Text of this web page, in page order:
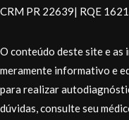
CRM PR 22639| RQE
O conteúdo deste site e
meramente informativo e
para realizar
dúvidas, consulte seu